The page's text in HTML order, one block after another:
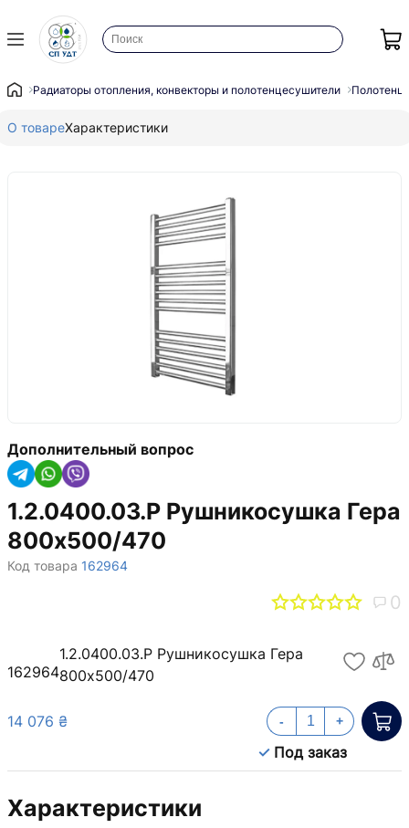
Радиаторы отопления, конвекторы и полотенцесушители
О товареХарактеристики
Дополнительный вопрос
1.2.0400.03.P Рушникосушка Гера
800х500/470
Код товара 162964
0
162964
1.2.0400.03.P Рушникосушка Гера
800х500/470
14 076 ₴
Под заказ
- +
Характеристики